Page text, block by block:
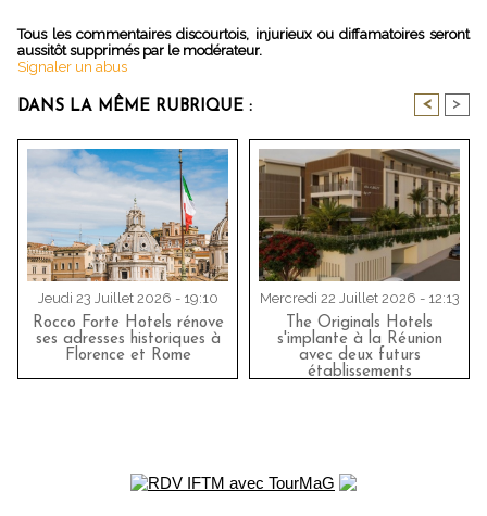
Tous les commentaires discourtois, injurieux ou diffamatoires seront
aussitôt supprimés par le modérateur.
Signaler un abus
DANS LA MÊME RUBRIQUE : < >
Jeudi 23 Juillet 2026 - 19:10
Rocco Forte Hotels rénove
ses adresses historiques à
Florence et Rome
Mercredi 22 Juillet 2026 - 12:13
The Originals Hotels
s'implante à la Réunion
avec deux futurs
établissements